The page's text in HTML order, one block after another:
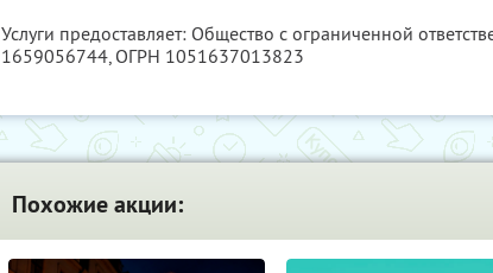
Услуги предоставляет: Общество с ограниченной
1659056744, ОГРН 1051637013823
Похожие акции: